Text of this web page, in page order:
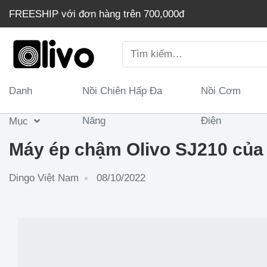
dung
FREESHIP với đơn hàng trên 700,000đ
kiếm:
Danh
Mục
Nồi Chiên Hấp Đa
Năng
Nồi Cơm
Điện
Máy ép chậm Olivo SJ210
Dingo Việt Nam 08/10/2022